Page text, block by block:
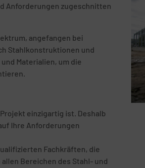
Anforderungen zugeschnitten
angefangen bei
Stahlkonstruktionen und
Materialien, um die
einzigartig ist. Deshalb
Ihre Anforderungen
Fachkräften, die
Bereichen des Stahl- und